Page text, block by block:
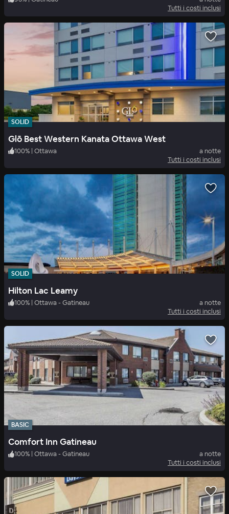
Tutti i costi inclusi
SOLID
Glō Best Western Kanata Ottawa West
100% | Ottawa
a notte
Tutti i costi inclusi
SOLID
Hilton Lac Leamy
100% | Ottawa - Gatineau
a notte
Tutti i costi inclusi
BASIC
Comfort Inn Gatineau
100% | Ottawa - Gatineau
a notte
Tutti i costi inclusi